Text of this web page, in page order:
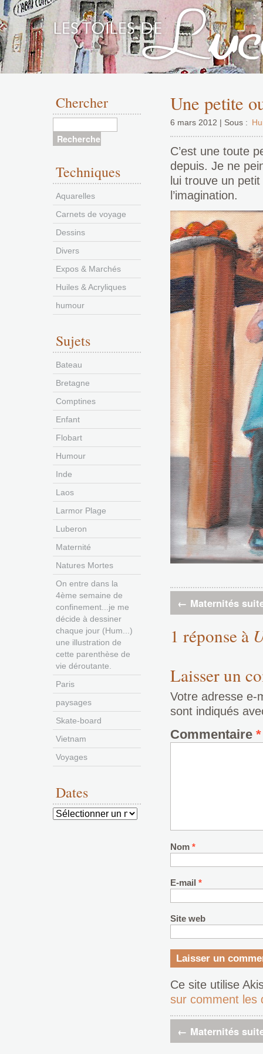
Aller
contenu
Une petite
6 mars 2012 | Sous :
C’est une toute
depuis. Je ne
lui trouve un
l’imagination.
← Maternités
1 réponse à
Laisser un
Votre adresse e-
sont indiqués
Commentaire *
Nom *
E-mail *
Site web
Ce site utilise
sur comment les
← Maternités
Chercher
Techniques
Aquarelles
Carnets de voyage
Dessins
Divers
Expos & Marchés
Huiles & Acryliques
humour
Sujets
Bateau
Bretagne
Comptines
Enfant
Flobart
Humour
Inde
Laos
Larmor Plage
Luberon
Maternité
Natures Mortes
On entre dans la
4ème semaine de
confinement...je me
décide à dessiner
chaque jour (Hum...)
une illustration de
cette parenthèse de
vie déroutante.
Paris
paysages
Skate-board
Vietnam
Voyages
Dates
Dates